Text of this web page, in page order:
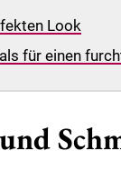
Look
für einen